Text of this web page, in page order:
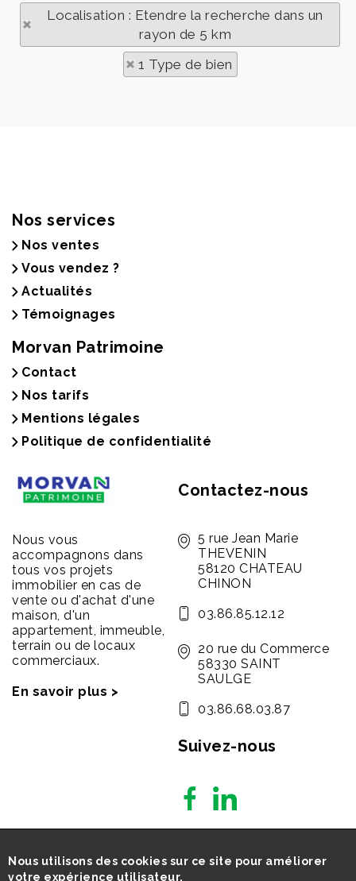
Localisation : Etendre la recherche dans un
rayon de 5 km
1 Type de bien
Nos services
Nos ventes
Vous vendez ?
Actualités
Témoignages
Morvan Patrimoine
Contact
Nos tarifs
Mentions légales
Politique de confidentialité
Nous vous
accompagnons dans
tous vos projets
immobilier en cas de
vente ou d'achat d'une
maison, d'un
appartement, immeuble,
terrain ou de locaux
commerciaux.
En savoir plus >
Contactez-nous
5 rue Jean Marie
THEVENIN
58120 CHATEAU
CHINON
03.86.85.12.12
20 rue du Commerce
58330 SAINT
SAULGE
03.86.68.03.87
Suivez-nous
Nous utilisons des cookies sur ce site pour améliorer
votre expérience utilisateur.